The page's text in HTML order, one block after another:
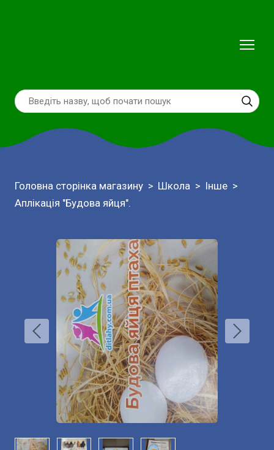
Головна сторінка магазину Школа
Інше
Аплікація "Будова яйця".